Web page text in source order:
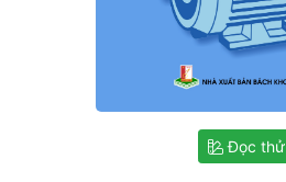
Đọc thử